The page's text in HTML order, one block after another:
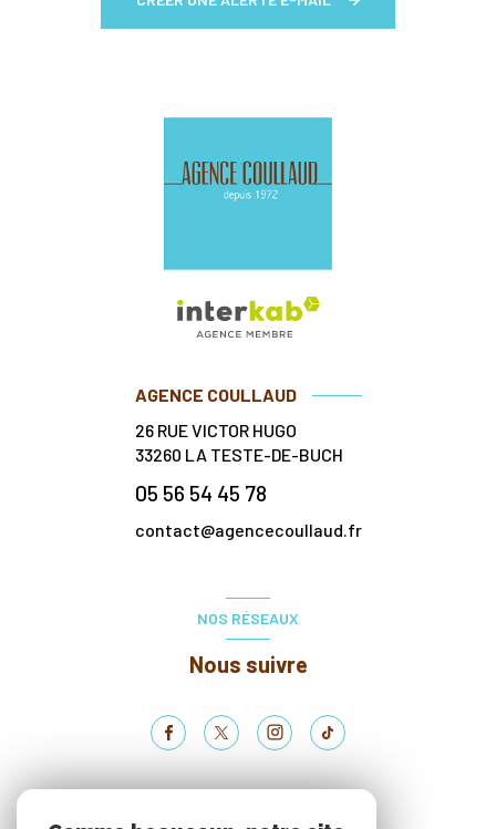
AGENCE COULLAUD
26 RUE VICTOR HUGO
33260 LA TESTE-DE-BUCH
05 56 54 45 78
contact@agencecoullaud.fr
NOS RÉSEAUX
Nous suivre